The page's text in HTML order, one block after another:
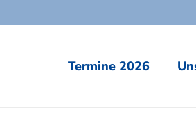
Termine 2026